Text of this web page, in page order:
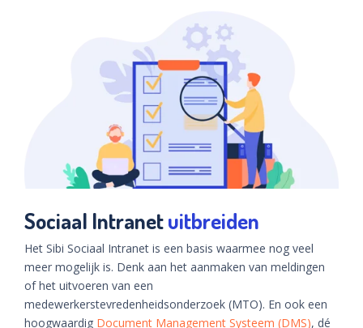
Sociaal Intranetuitbreiden
Het Sibi Sociaal Intranet is een basis waarmee nog veel
meer mogelijk is. Denk aan het aanmaken van meldingen
of het uitvoeren van een
medewerkerstevredenheidsonderzoek (MTO). En ook een
hoogwaardig Document Management Systeem (DMS), dé